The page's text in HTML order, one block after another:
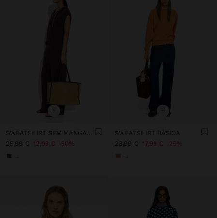
+
SWEATSHIRT SEM MANGAS TOQUE MACIO
25,99 €
12,99 € 50%
+
SWEATSHIRT BÁSICA
23,99 €
17,99 € 25%